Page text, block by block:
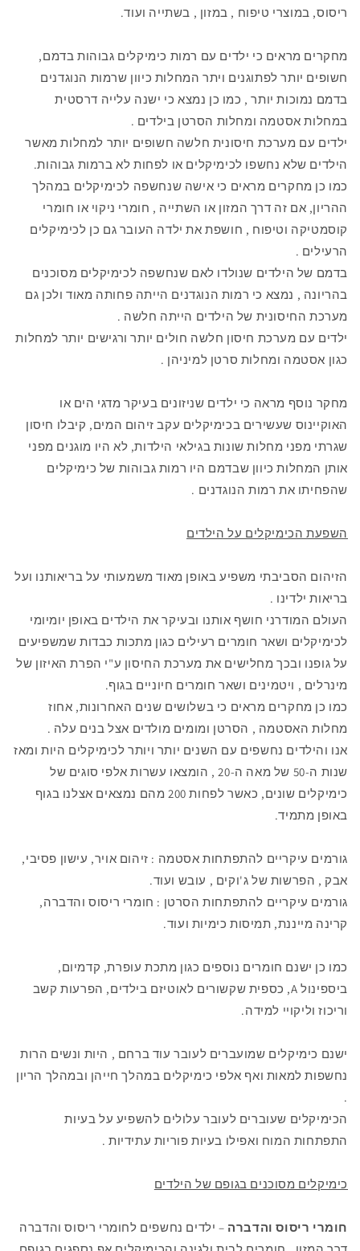
ריסוס, במוצרי טיפוח , במזון , בשתייה ועוד.
מחקרים מראים כי ילדים עם רמות כימיקלים גבוהות בדמם,
חשופים יותר לפתוגנים ויתר המחלות כיוון שרמות הנוגדנים
בדמם נמוכות יותר , כמו כן נמצא כי ישנה עלייה דרסטית
במחלות אסטמה ומחלות הסרטן בילדים .
ילדים עם מערכת חיסונית חלשה חשופים יותר למחלות מאשר
הילדים שלא נחשפו לכימיקלים או לפחות לא ברמות גבוהות.
כמו כן מחקרים מראים כי אישה שנחשפה לכימיקלים במהלך
ההריון, אם זה דרך המזון או השתייה , חומרי ניקוי או חומרי
קוסמטיקה וטיפוח , חושפת את ילדה העובר גם כן לכימיקלים
הרעילים .
בדמם של הילדים שנולדו לאם שנחשפה לכימיקלים מסוכנים
בהריונה , נמצא כי רמות הנוגדנים הייתה פחותה מאוד ולכן גם
מערכת החיסונית של הילדים הייתה חלשה .
ילדים עם מערכת חיסון חלשה חולים יותר ורגישים יותר למחלות
כגון אסטמה ומחלות סרטן למיניהן .
מחקר נוסף מראה כי ילדים שניזונים בעיקר מדגי הים או
האוקיינוס שעשירים בכימיקלים עקב זיהום המים, קיבלו חיסון
שגרתי מפני מחלות שונות בגילאי הילדות, לא היו מוגנים מפני
אותן המחלות כיוון שבדמם היו רמות גבוהות של כימיקלים
שהפחיתו את רמות הנוגדנים .
השפעת הכימיקלים על הילדים
הזיהום הסביבתי משפיע באופן מאוד משמעותי על בריאותנו ועל
בריאות ילדינו .
העולם המודרני חושף אותנו ובעיקר את הילדים באופן יומיומי
לכימיקלים ושאר חומרים רעילים כגון מתכות כבדות שמשפיעים
על גופנו ובכך מחלישים את מערכת החיסון ע"י הפרת האיזון של
מינרלים , ויטמינים ושאר חומרים חיוניים בגוף.
כמו כן מחקרים מראים כי בשלושים שנים האחרונות, אחוז
מחלות האסטמה , הסרטן ומומים מולדים אצל בנים עלה .
אנו והילדים נחשפים עם השנים יותר ויותר לכימיקלים היות ומאז
שנות ה-50 של מאה ה-20 , הומצאו עשרות אלפי סוגים של
כימיקלים שונים, כאשר לפחות 200 מהם נמצאים אצלנו בגוף
באופן מתמיד.
גורמים עיקריים להתפתחות אסטמה : זיהום אויר, עישון פסיבי,
אבק , הפרשות של ג'וקים , עובש ועוד.
גורמים עיקריים להתפתחות הסרטן : חומרי ריסוס והדברה,
קרינה מייננת, תמיסות כימיות ועוד.
כמו כן ישנם חומרים נוספים כגון מתכת עופרת, קדמיום,
ביספינול A, כספית שקשורים לאוטיזם בילדים, הפרעות קשב
וריכוז וליקויי למידה.
ישנם כימיקלים שמועברים לעובר עוד ברחם , היות ונשים הרות
נחשפות למאות ואף אלפי כימיקלים במהלך חייהן ובמהלך הריון
.
הכימיקלים שעוברים לעובר עלולים להשפיע על בעיות
התפתחות המוח ואפילו בעיות פוריות עתידיות .
כימיקלים מסוכנים בגופם של הילדים
חומרי ריסוס והדברה – ילדים נחשפים לחומרי ריסוס והדברה